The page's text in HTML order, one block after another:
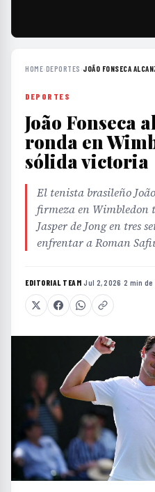
HOME›DEPORTES ›JOÃO FONSECA
DEPORTES
João Fonseca
ronda en
sólida victoria
El tenista brasileño
firmeza en Wimbledon
Jasper de Jong en tres
enfrentar a Roman
EDITORIAL TEAM·Jul 2, 2026 ·2 min de